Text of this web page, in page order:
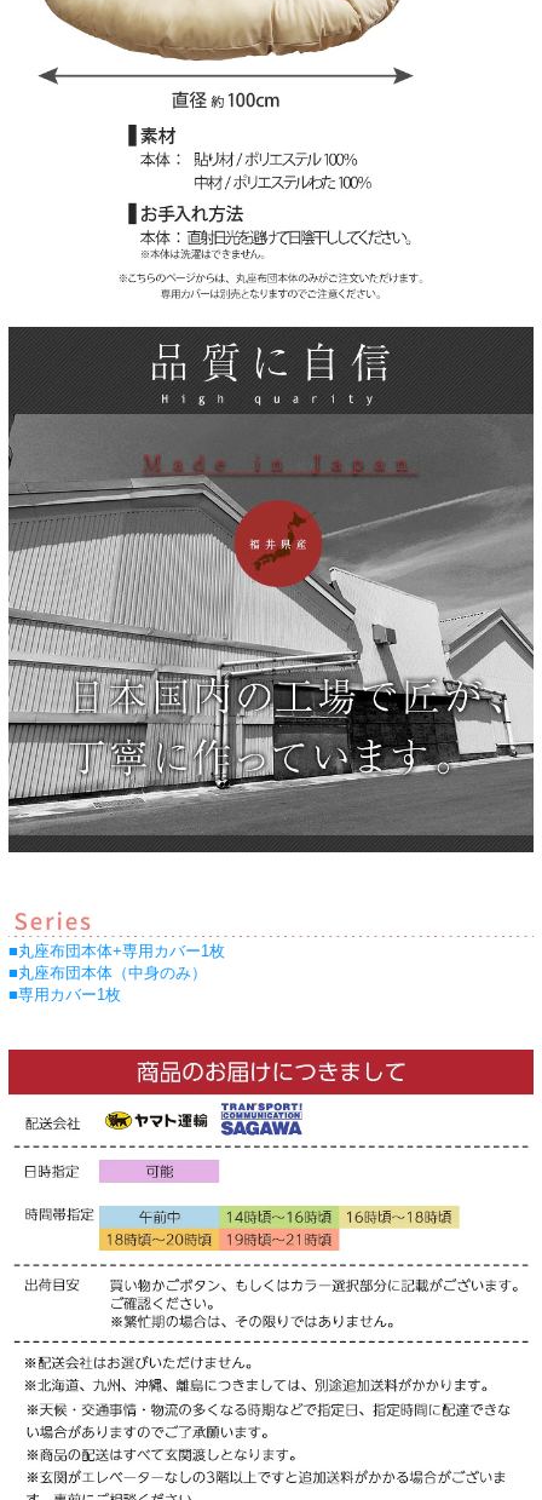
■丸座布団本体+専用カバー1枚
■丸座布団本体（中身のみ）
■専用カバー1枚